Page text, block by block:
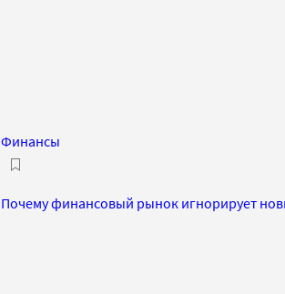
Финансы
Почему финансовый рынок игнорирует